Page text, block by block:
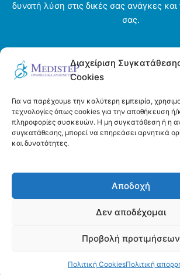
Διαχείριση
Cookies
Για να παρέχουμε την καλύτερη εμπειρία,
τεχνολογίες όπως cookies για την αποθήκευση
πληροφορίες συσκευών. Η μη συγκατάθεση ή η
συγκατάθεσης, μπορεί να επηρεάσει αρνητικά
και δυνατότητες.
Αποδοχή
Δεν αποδέχομαι
Προβολή προτιμήσεων
Πολιτική CookiesΠολιτική
δυνατή λύση στις δικές σας ανάγκες
σας.
Ενοικιάσεις
Τρόποι πληρωμής και
Όροι και προϋποθέσεις
Πολιτική απορρήτου
Πολιτική Cookies (ΕΕ)